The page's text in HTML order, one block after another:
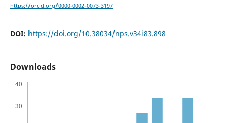
https://orcid.org/0000-0002-0073-3197
DOI: https://doi.org/10.38034/nps.v34i83.898
Downloads